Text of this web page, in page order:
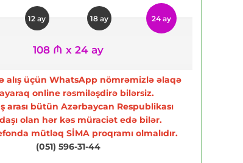
12 ay 18 ay 24 ay
108 ₼ x 24 ay
alış üçün WhatsApp nömrəmizlə əlaqə
online rəsmiləşdirə bilərsiz.
arası bütün Azərbaycan Respublikası
olan hər kəs müraciət edə bilər.
mütləq SİMA proqramı olmalıdır.
(051) 596-31-44